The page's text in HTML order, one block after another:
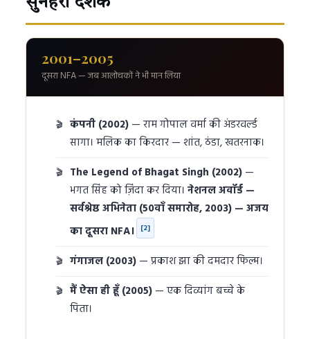
2001–2005
दूसरा NFA — जब आलोचकों ने भी मान लिया
कंपनी (2002) — राम गोपाल वर्मा की अंडरवर्ल्ड
सागा। मलिक का किरदार — शांत, ठंडा, खतरनाक।
The Legend of Bhagat Singh (2002) —
भगत सिंह को ज़िंदा कर दिया। नेशनल अवॉर्ड —
सर्वश्रेष्ठ अभिनेता (50वाँ समारोह, 2003) — अजय
का दूसरा NFA।
[2]
गंगाजल (2003) — प्रकाश झा की दमदार फिल्म।
मैं ऐसा ही हूँ (2005) — एक दिव्यांग बच्चे के
पिता।